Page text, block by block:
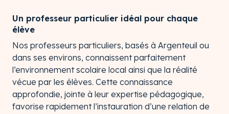
Un professeur particulier idéal pour chaque
élève
Nos professeurs particuliers, basés à Argenteuil ou
dans ses environs, connaissent parfaitement
l’environnement scolaire local ainsi que la réalité
vécue par les élèves. Cette connaissance
approfondie, jointe à leur expertise pédagogique,
favorise rapidement l’instauration d’une relation de